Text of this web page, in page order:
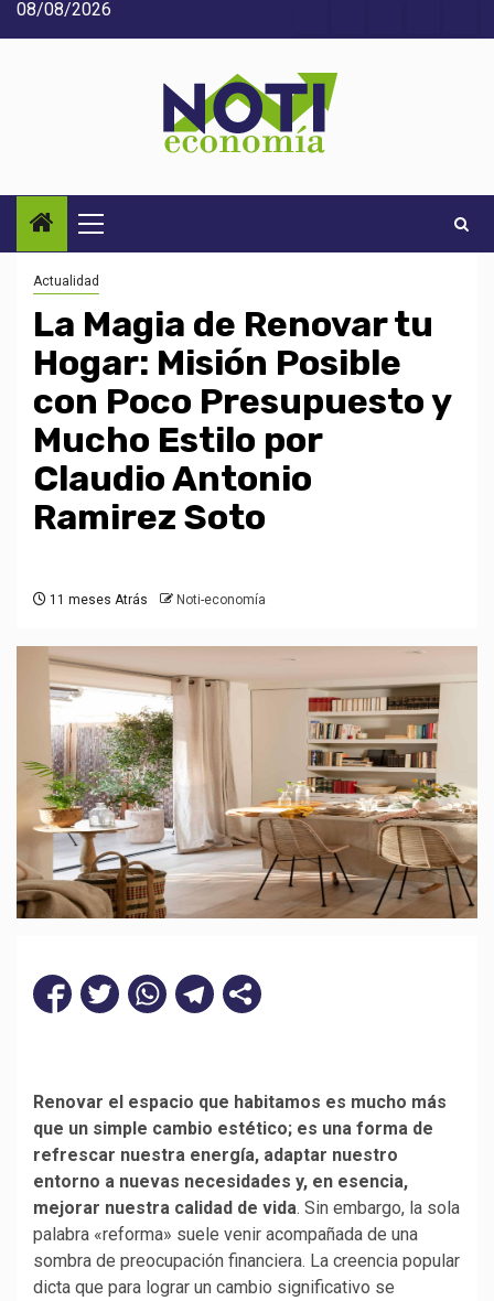
Saltar
al
08/08/2026
Noti-
economía
Menú
principal
Actualidad
La Magia de Renovar tu
Hogar: Misión Posible
con Poco Presupuesto y
Mucho Estilo por
Claudio Antonio
Ramirez Soto
11 meses Atrás Noti-economía
Renovar el espacio que habitamos es mucho más
que un simple cambio estético; es una forma de
refrescar nuestra energía, adaptar nuestro
entorno a nuevas necesidades y, en esencia,
mejorar nuestra calidad de vida. Sin embargo, la sola
palabra «reforma» suele venir acompañada de una
sombra de preocupación financiera. La creencia popular
dicta que para lograr un cambio significativo se